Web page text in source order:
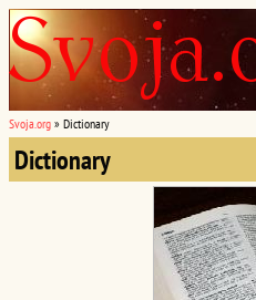
Svoja.org » Dictionary
Dictionary